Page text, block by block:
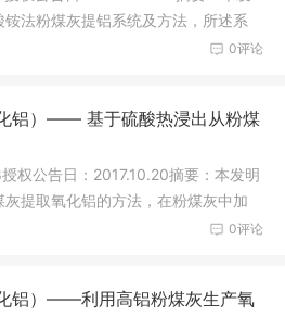
法粉煤灰提铝系统及方法，所述系
0评论
铝）—— 基于硫酸热浸出从粉煤
权公告日：2017.10.20摘要：本发明
提取氧化铝的方法，在粉煤灰中加
0评论
铝）——利用高铝粉煤灰生产氧